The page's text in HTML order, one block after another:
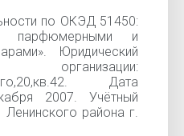
по ОКЭД 51450:
парфюмерными и
Юридический
Дата
2007. Учётный
Ленинского района г.